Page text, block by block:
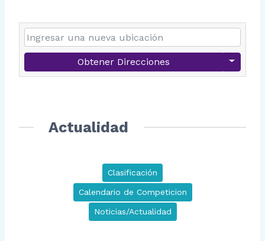
Obtener Direcciones
Actualidad
Clasificación
Calendario de Competicion
Noticias/Actualidad